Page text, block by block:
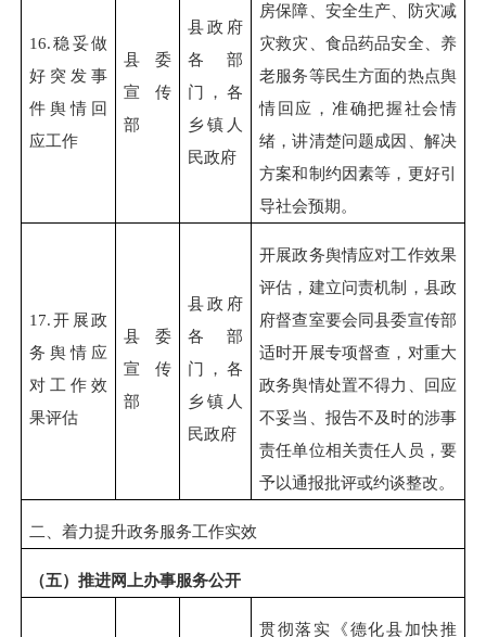
16.稳妥做
好突发事
件舆情回
应工作
县委
宣传
部
县政府
各部
门，各
乡镇人
民政府
房保障、安全生产、防灾减
灾救灾、食品药品安全、养
老服务等民生方面的热点舆
情回应，准确把握社会情
绪，讲清楚问题成因、解决
方案和制约因素等，更好引
导社会预期。
17.开展政
务舆情应
对工作效
果评估
县委
宣传
部
县政府
各部
门，各
乡镇人
民政府
开展政务舆情应对工作效果
评估，建立问责机制，县政
府督查室要会同县委宣传部
适时开展专项督查，对重大
政务舆情处置不得力、回应
不妥当、报告不及时的涉事
责任单位相关责任人员，要
予以通报批评或约谈整改。
二、着力提升政务服务工作实效
（五）推进网上办事服务公开
贯彻落实《德化县加快推